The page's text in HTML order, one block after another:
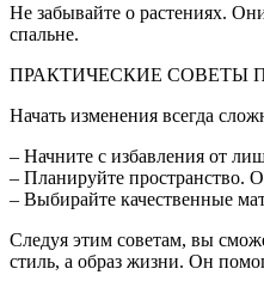
Не забывайте о растениях.
спальне.
ПРАКТИЧЕСКИЕ
Начать изменения всегда
– Начните с избавления от
– Планируйте пространство.
– Выбирайте качественные
Следуя этим советам, вы
стиль, а образ жизни. Он